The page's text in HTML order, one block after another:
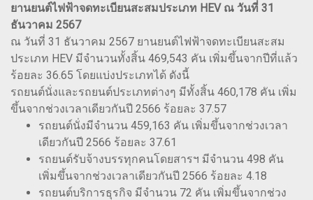
ยานยนต์ไฟฟ้าจดทะเบียนสะสมประเภท HEV ณ วันที่ 31
ธันวาคม 2567
ณ วันที่ 31 ธันวาคม 2567 ยานยนต์ไฟฟ้าจดทะเบียนสะสม
ประเภท HEV มีจำนวนทั้งสิ้น 469,543 คัน เพิ่มขึ้นจากปีที่แล้ว
ร้อยละ 36.65 โดยแบ่งประเภทได้ ดังนี้
รถยนต์นั่งและรถยนต์ประเภทต่างๆ มีทั้งสิ้น 460,178 คัน เพิ่ม
ขึ้นจากช่วงเวลาเดียวกันปี 2566 ร้อยละ 37.57
รถยนต์นั่งมีจำนวน 459,163 คัน เพิ่มขึ้นจากช่วงเวลา
เดียวกันปี 2566 ร้อยละ 37.61
รถยนต์รับจ้างบรรทุกคนโดยสารฯ มีจำนวน 498 คัน
เพิ่มขึ้นจากช่วงเวลาเดียวกันปี 2566 ร้อยละ 4.18
รถยนต์บริการธุรกิจ มีจำนวน 72 คัน เพิ่มขึ้นจากช่วง